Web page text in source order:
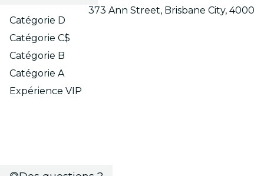
Catégorie D
Catégorie C$
Catégorie B
Catégorie A
Expérience VIP
373 Ann Street, Brisbane City, 4000